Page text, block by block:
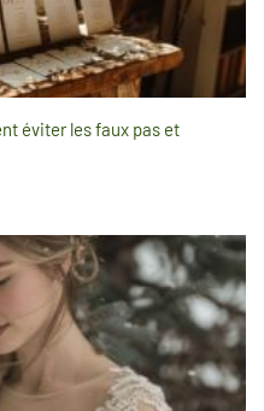
éviter les faux pas et